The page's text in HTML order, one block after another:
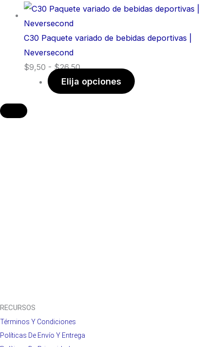
C30 Paquete variado de bebidas deportivas |
Neversecond
$9,50 - $26,50
Elija opciones
RECURSOS
Términos Y Condiciones
Políticas De Envío Y Entrega